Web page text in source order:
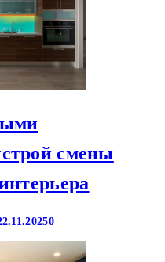
смены
0